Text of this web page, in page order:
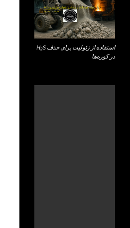
استفاده از زئولیت برای حذف H₂S
در کوره‌ها